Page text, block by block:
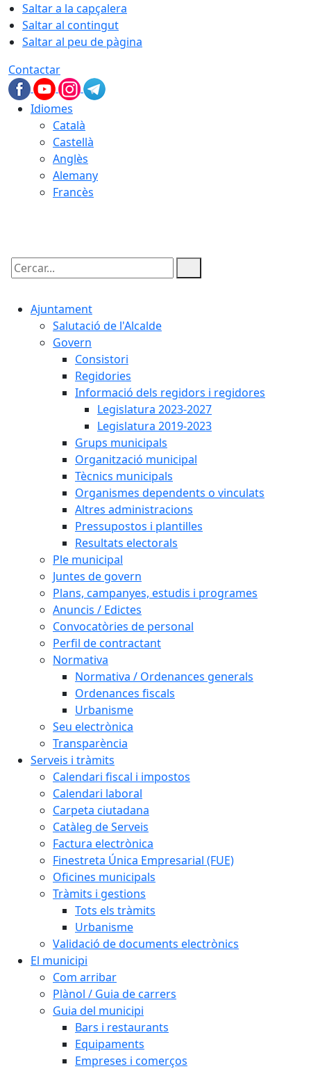
Saltar a la capçalera
Saltar al contingut
Saltar al peu de pàgina
Contactar
Idiomes
Català
Castellà
Anglès
Alemany
Francès
Cercar:
Ajuntament
Salutació de l'Alcalde
Govern
Consistori
Regidories
Informació dels regidors i regidores
Legislatura 2023-2027
Legislatura 2019-2023
Grups municipals
Organització municipal
Tècnics municipals
Organismes dependents o vinculats
Altres administracions
Pressupostos i plantilles
Resultats electorals
Ple municipal
Juntes de govern
Plans, campanyes, estudis i programes
Anuncis / Edictes
Convocatòries de personal
Perfil de contractant
Normativa
Normativa / Ordenances generals
Ordenances fiscals
Urbanisme
Seu electrònica
Transparència
Serveis i tràmits
Calendari fiscal i impostos
Calendari laboral
Carpeta ciutadana
Catàleg de Serveis
Factura electrònica
Finestreta Única Empresarial (FUE)
Oficines municipals
Tràmits i gestions
Tots els tràmits
Urbanisme
Validació de documents electrònics
El municipi
Com arribar
Plànol / Guia de carrers
Guia del municipi
Bars i restaurants
Equipaments
Empreses i comerços